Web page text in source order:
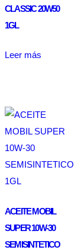
CLASSIC 20W50
1GL
Leer más
ACEITE MOBIL
SUPER 10W-30
SEMISINTETICO